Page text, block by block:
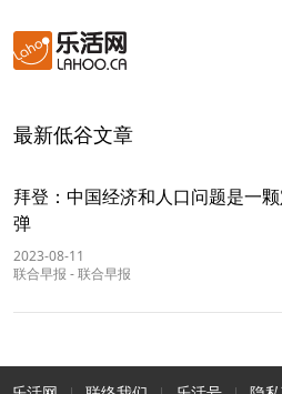
最新低谷文章
拜登：中国经济和人口问题是一
弹
2023-08-11
联合早报 -联合早报